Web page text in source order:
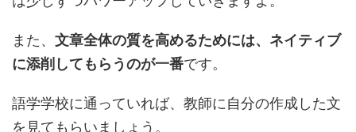
また、 文章全体の質を高めるためには、ネイティブ
に添削してもらうのが一番です。
語学学校に通っていれば、教師に自分の作成した文
を見てもらいましょう。